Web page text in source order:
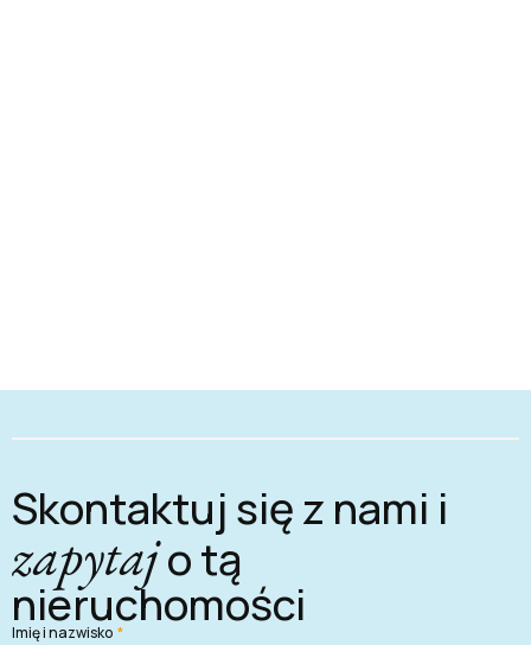
Skontaktuj się z nami i
zapytajo tą
nieruchomości
Imię i nazwisko *